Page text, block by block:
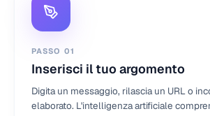
PASSO 01
Inserisci il tuo argomento
Digita un messaggio, rilascia un URL o
elaborato. L'intelligenza artificiale